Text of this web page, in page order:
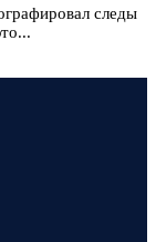
следы